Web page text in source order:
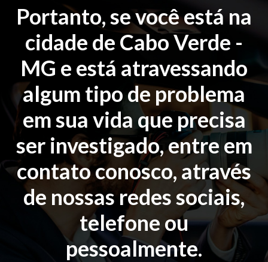
Portanto, se você está na
cidade de Cabo Verde -
MG e está atravessando
algum tipo de problema
em sua vida que precisa
ser investigado, entre em
contato conosco, através
de nossas redes sociais,
telefone ou
pessoalmente.